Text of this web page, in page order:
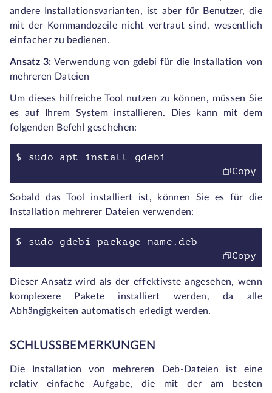
andere Installationsvarianten, ist aber für Benutzer, die
mit der Kommandozeile nicht vertraut sind, wesentlich
einfacher zu bedienen.
Ansatz 3: Verwendung von gdebi für die Installation von
mehreren Dateien
Um dieses hilfreiche Tool nutzen zu können, müssen Sie
es auf Ihrem System installieren. Dies kann mit dem
folgenden Befehl geschehen:
$ sudo apt install gdebi
Copy
Sobald das Tool installiert ist, können Sie es für die
Installation mehrerer Dateien verwenden:
$ sudo gdebi package-name.deb
Copy
Dieser Ansatz wird als der effektivste angesehen, wenn
komplexere Pakete installiert werden, da alle
Abhängigkeiten automatisch erledigt werden.
SCHLUSSBEMERKUNGEN
Die Installation von mehreren Deb-Dateien ist eine
relativ einfache Aufgabe, die mit der am besten